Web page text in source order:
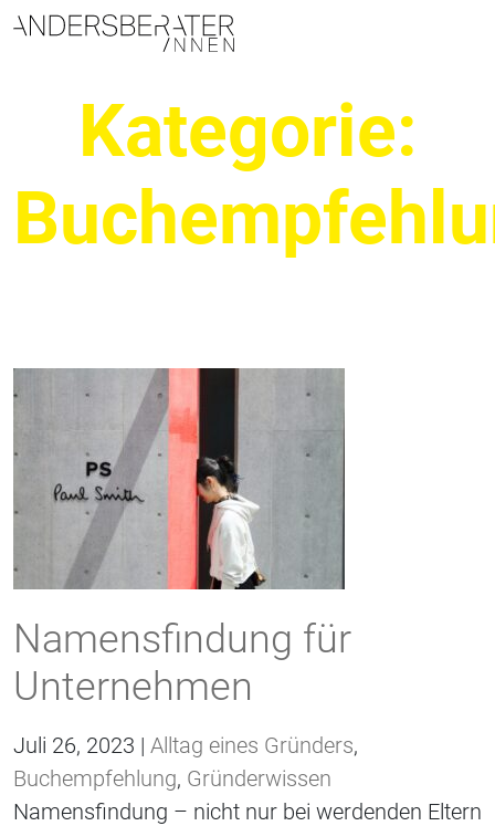
Hauptnavigation
Kategorie:
Namensfindung für
Unternehmen
Juli 26, 2023 | Alltag eines Gründers,
Buchempfehlung, Gründerwissen
Namensfindung – nicht nur bei werdenden Eltern